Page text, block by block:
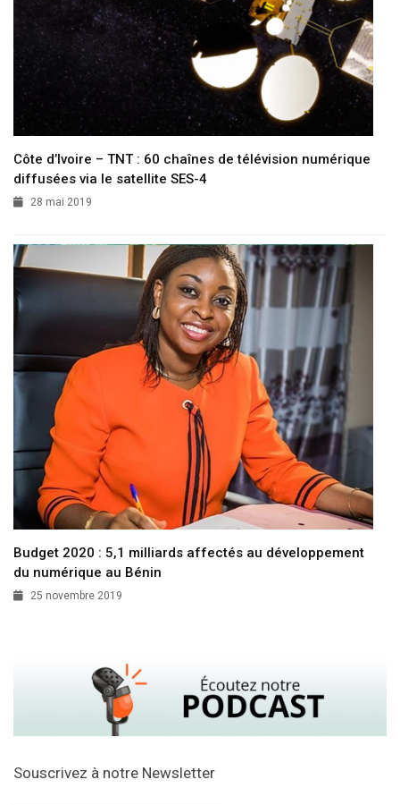
Côte d’Ivoire – TNT : 60 chaînes de télévision numérique
diffusées via le satellite SES-4
28 mai 2019
Budget 2020 : 5,1 milliards affectés au développement
du numérique au Bénin
25 novembre 2019
Souscrivez à notre Newsletter